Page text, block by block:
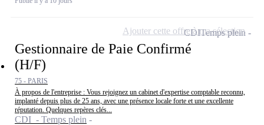
Gestionnaire de Paie Confirmé
(H/F)
75 - PARIS
À propos de l'entreprise : Vous rejoignez un cabinet d'expertise comptable reconnu,
implanté depuis plus de 25 ans, avec une présence locale forte et une excellente
réputation. Quelques repères clés...
CDI - Temps plein
CDITemps plein
Ajouter cette offre à ma sélection